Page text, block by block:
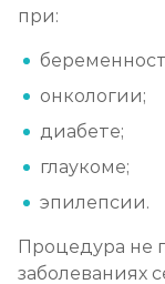
при:
онкологии;
диабете;
глаукоме;
эпилепсии.
Процедура не
заболеваниях